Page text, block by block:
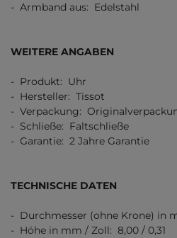
- Armband aus: Edelstahl
WEITERE ANGABEN
- Produkt: Uhr
- Hersteller: Tissot
- Verpackung:
- Schließe: Faltschließe
- Garantie: 2 Jahre Garantie
TECHNISCHE DATEN
- Durchmesser (ohne Krone) in
- Höhe in mm / Zoll: 8,00 / 0,31